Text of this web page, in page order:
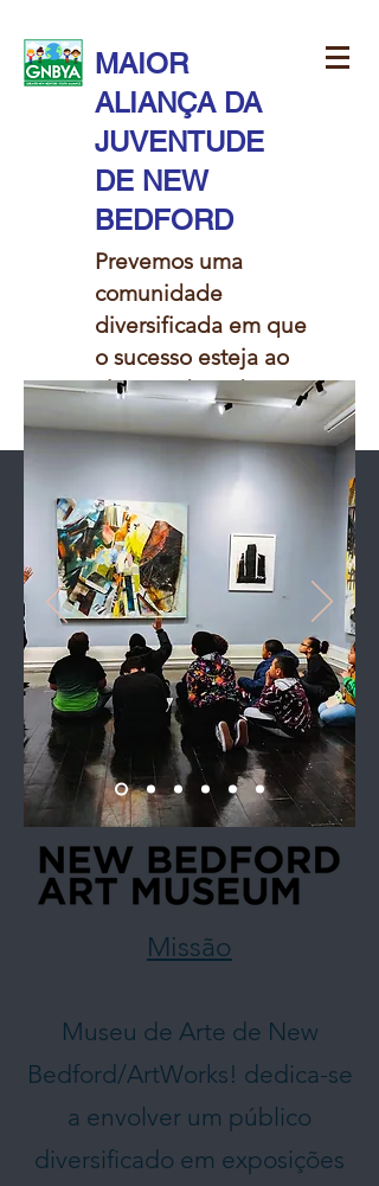
MAIOR
ALIANÇA DA
JUVENTUDE
DE NEW
BEDFORD
Prevemos uma
comunidade
diversificada em que
o sucesso esteja ao
alcance de todas as
crianças.​​
Missão
Museu de Arte de New
Bedford/ArtWorks! dedica-se
a envolver um público
diversificado em exposições